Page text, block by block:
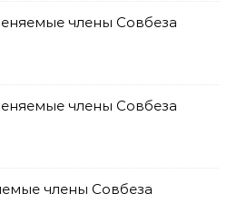
члены Совбеза
члены Совбеза
члены Совбеза